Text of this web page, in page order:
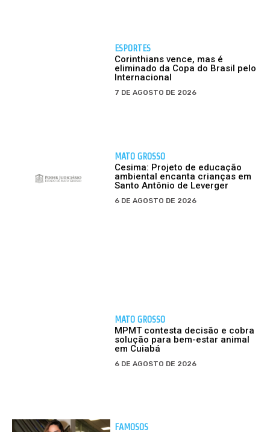
ESPORTES
Corinthians vence, mas é
eliminado da Copa do Brasil pelo
Internacional
7 DE AGOSTO DE 2026
MATO GROSSO
Cesima: Projeto de educação
ambiental encanta crianças em
Santo Antônio de Leverger
6 DE AGOSTO DE 2026
MATO GROSSO
MPMT contesta decisão e cobra
solução para bem-estar animal
em Cuiabá
6 DE AGOSTO DE 2026
FAMOSOS